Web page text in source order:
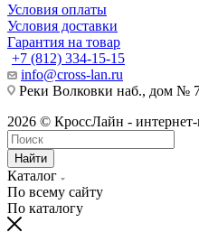
Условия оплаты
Условия доставки
Гарантия на товар
+7 (812) 334-15-15
info@cross-lan.ru
Реки Волковки наб., дом №
2026 © КроссЛайн - интернет-
Найти
Каталог
По всему сайту
По каталогу